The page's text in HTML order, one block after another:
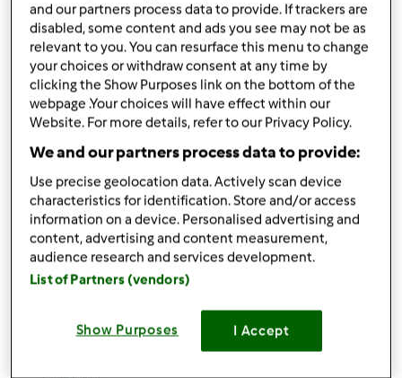
Akcesoria, których potrzebujesz
Motylek
and our partners process data to provide. If trackers are
disabled, some content and ads you see may not be as
relevant to you. You can resurface this menu to change
your choices or withdraw consent at any time by
clicking the Show Purposes link on the bottom of the
webpage .Your choices will have effect within our
Website. For more details, refer to our Privacy Policy.
We and our partners process data to provide:
Use precise geolocation data. Actively scan device
characteristics for identification. Store and/or access
information on a device. Personalised advertising and
content, advertising and content measurement,
audience research and services development.
List of Partners (vendors)
Show Purposes I Accept